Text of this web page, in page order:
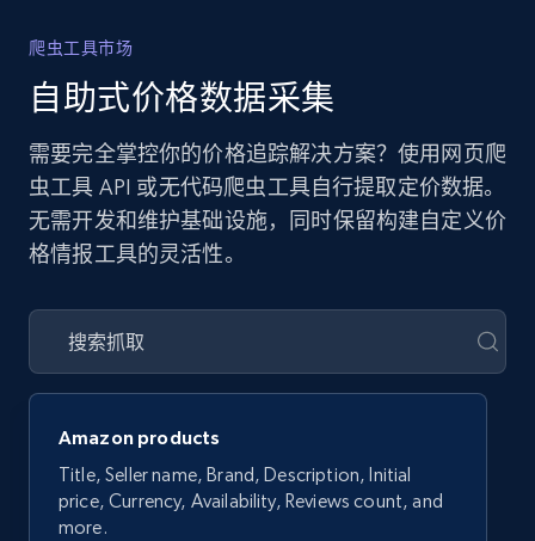
爬虫工具市场
自助式价格数据采集
需要完全掌控你的价格追踪解决方案？使用网页爬
虫工具 API 或无代码爬虫工具自行提取定价数据。
无需开发和维护基础设施，同时保留构建自定义价
格情报工具的灵活性。
Amazon products
Title, Seller name, Brand, Description, Initial
price, Currency, Availability, Reviews count, and
more.